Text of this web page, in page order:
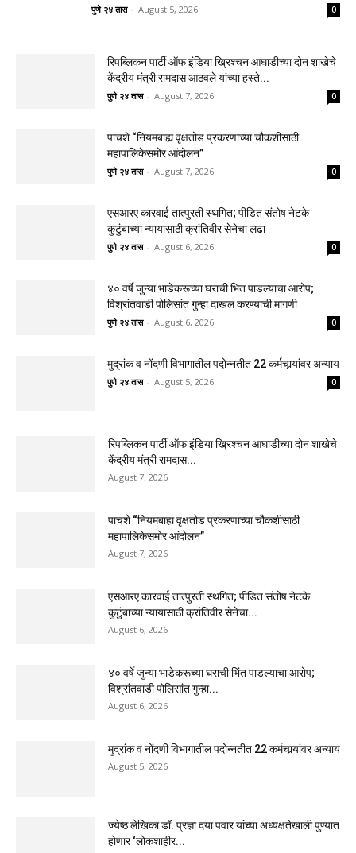
पुणे २४ तास - August 5, 2026 0
रिपब्लिकन पार्टी ऑफ इंडिया ख्रिश्चन आघाडीच्या दोन शाखेचे
केंद्रीय मंत्री रामदास आठवले यांच्या हस्ते...
पुणे २४ तास - August 7, 2026 0
पाचशे “नियमबाह्य वृक्षतोड प्रकरणाच्या चौकशीसाठी
महापालिकेसमोर आंदोलन”
पुणे २४ तास - August 7, 2026 0
एसआरए कारवाई तात्पुरती स्थगित; पीडित संतोष नेटके
कुटुंबाच्या न्यायासाठी क्रांतिवीर सेनेचा लढा
पुणे २४ तास - August 6, 2026 0
४० वर्षे जुन्या भाडेकरूच्या घराची भिंत पाडल्याचा आरोप;
विश्रांतवाडी पोलिसांत गुन्हा दाखल करण्याची मागणी
पुणे २४ तास - August 6, 2026 0
मुद्रांक व नोंदणी विभागातील पदोन्नतीत 22 कर्मचार्‍यांवर अन्याय
पुणे २४ तास - August 5, 2026 0
रिपब्लिकन पार्टी ऑफ इंडिया ख्रिश्चन आघाडीच्या दोन शाखेचे
केंद्रीय मंत्री रामदास...
August 7, 2026
पाचशे “नियमबाह्य वृक्षतोड प्रकरणाच्या चौकशीसाठी
महापालिकेसमोर आंदोलन”
August 7, 2026
एसआरए कारवाई तात्पुरती स्थगित; पीडित संतोष नेटके
कुटुंबाच्या न्यायासाठी क्रांतिवीर सेनेचा...
August 6, 2026
४० वर्षे जुन्या भाडेकरूच्या घराची भिंत पाडल्याचा आरोप;
विश्रांतवाडी पोलिसांत गुन्हा...
August 6, 2026
मुद्रांक व नोंदणी विभागातील पदोन्नतीत 22 कर्मचार्‍यांवर अन्याय
August 5, 2026
ज्येष्ठ लेखिका डॉ. प्रज्ञा दया पवार यांच्या अध्यक्षतेखाली पुण्यात
होणार ‘लोकशाहीर...